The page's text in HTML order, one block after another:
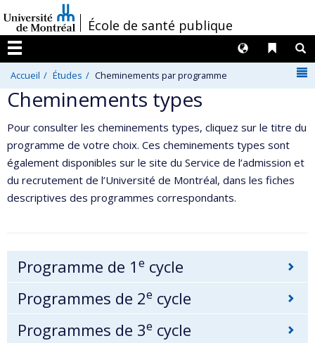
au
contenu
/École de santé publique
Menu
Liens
Langues
Accueil Études Cheminements par programme
Cheminements types
Pour consulter les cheminements types, cliquez sur le titre du
programme de votre choix. Ces cheminements types sont
également disponibles sur le site du Service de l’admission et
du recrutement de l’Université de Montréal, dans les fiches
descriptives des programmes correspondants.
Programme de 1 e cycle
Programmes de 2e cycle
Programmes de 3e cycle